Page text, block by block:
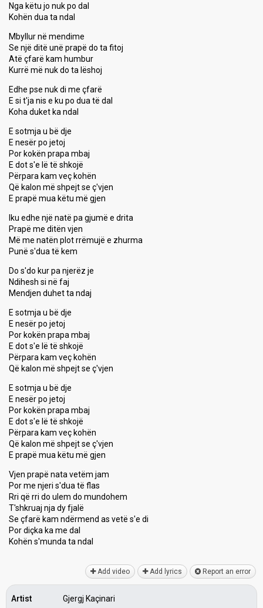
Nga këtu jo nuk po dal
Kohën dua ta ndal
Mbyllur në mendime
Se një ditë unë prapë do ta fitoj
Atë çfarë kam humbur
Kurrë më nuk do ta lëshoj
Edhe pse nuk di me çfarë
E si t'ja nis e ku po dua të dal
Koha duket ka ndal
E sotmja u bë dje
E nesër po jetoj
Por kokën prapa mbaj
E dot s'e lë të shkojë
Përpara kam veç kohën
Që kalon më shpejt se ç'vjen
E prapë mua këtu më gjen
Iku edhe një natë pa gjumë e drita
Prapë me ditën vjen
Më me natën plot rrëmujë e zhurma
Punë s'dua të kem
Do s'do kur pa njerëz je
Ndihesh si në faj
Mendjen duhet ta ndaj
E sotmja u bë dje
E nesër po jetoj
Por kokën prapa mbaj
E dot s'e lë të shkojë
Përpara kam veç kohën
Që kalon më shpejt se ç'vjen
E sotmja u bë dje
E nesër po jetoj
Por kokën prapa mbaj
E dot s'e lë të shkojë
Përpara kam veç kohën
Që kalon më shpejt se ç'vjen
E prapë mua këtu më gjen
Vjen prapë nata vetëm jam
Por me njeri s'dua të flas
Rri që rri do ulem do mundohem
T'shkruaj nja dy fjalë
Se çfarë kam ndërmend as vetë s'e di
Por diçka ka me dal
Kohën ѕ'munda ta ndаl
Add video Add lyrics Report an error
Artist Gjergj Kaçinari